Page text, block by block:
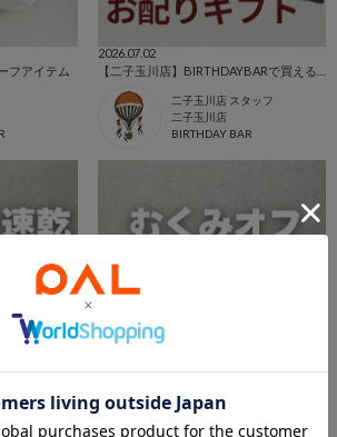
フアイテム
2026.07.02
二子玉川店 スタッフ
二子玉川店
BIRTHDAY BAR